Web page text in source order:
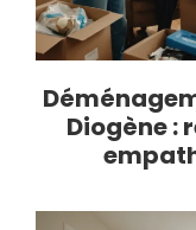
Diogène :